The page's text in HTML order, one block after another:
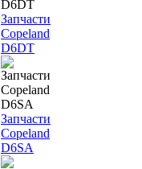
Запчасти
Copeland
D6DT
Запчасти
Copeland
D6SA